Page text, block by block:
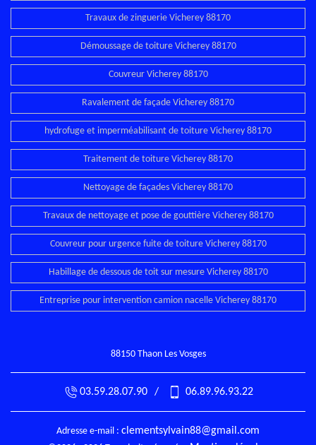
Travaux de zinguerie Vicherey 88170
Démoussage de toiture Vicherey 88170
Couvreur Vicherey 88170
Ravalement de façade Vicherey 88170
hydrofuge et imperméabilisant de toiture Vicherey 88170
Traitement de toiture Vicherey 88170
Nettoyage de façades Vicherey 88170
Travaux de nettoyage et pose de gouttière Vicherey 88170
Couvreur pour urgence fuite de toiture Vicherey 88170
Habillage de dessous de toit sur mesure Vicherey 88170
Entreprise pour intervention camion nacelle Vicherey 88170
88150 Thaon Les Vosges
03.59.28.07.90 / 06.89.96.93.22
Adresse e-mail : clementsylvain88@gmail.com